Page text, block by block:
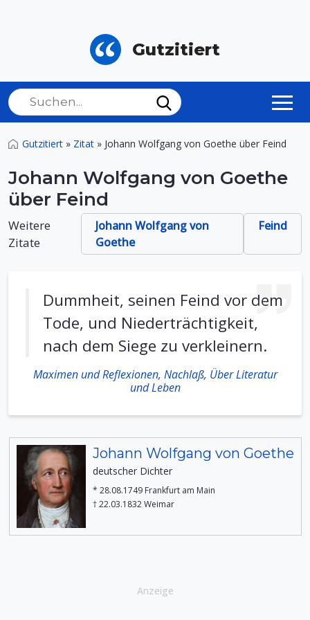
Gutzitiert
Gutzitiert » Zitat » Johann Wolfgang von Goethe über Feind
Johann Wolfgang von Goethe
über Feind
Weitere
Zitate
Johann Wolfgang von
Goethe
Feind
Dummheit, seinen Feind vor dem
Tode, und Niederträchtigkeit,
nach dem Siege zu verkleinern.
Maximen und Reflexionen, Nachlaß, Über Literatur
und Leben
Johann Wolfgang von Goethe
deutscher Dichter
* 28.08.1749 Frankfurt am Main
† 22.03.1832 Weimar
Anzeige